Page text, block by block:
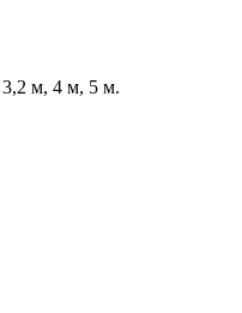
м, 4 м, 5 м.